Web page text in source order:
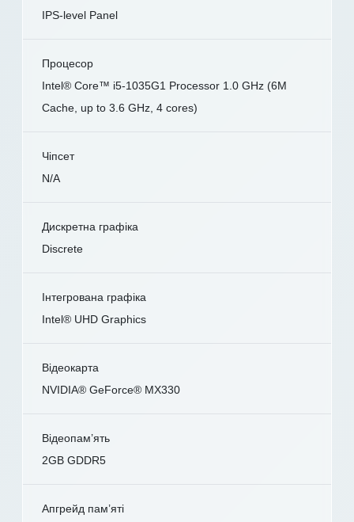
IPS-level Panel
Процесор
Intel® Core™ i5-1035G1 Processor 1.0 GHz (6M
Cache, up to 3.6 GHz, 4 cores)
Чіпсет
N/A
Дискретна графіка
Discrete
Інтегрована графіка
Intel® UHD Graphics
Відеокарта
NVIDIA® GeForce® MX330
Відеопам’ять
2GB GDDR5
Апгрейд пам’яті